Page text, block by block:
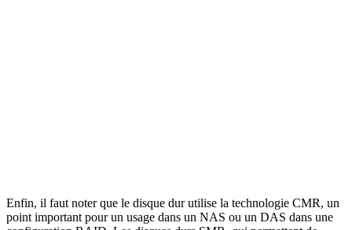
Enfin, il faut noter que le disque dur utilise la technologie CMR, un
point important pour un usage dans un NAS ou un DAS dans une